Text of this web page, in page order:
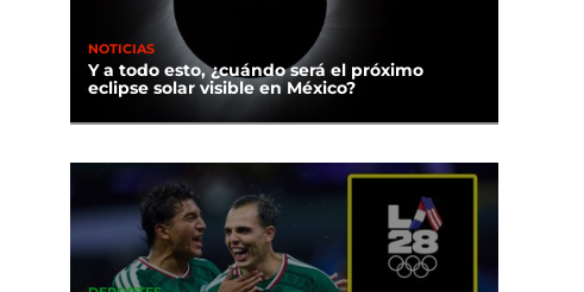
NOTICIAS
Y a todo esto, ¿cuándo será el próximo
eclipse solar visible en México?